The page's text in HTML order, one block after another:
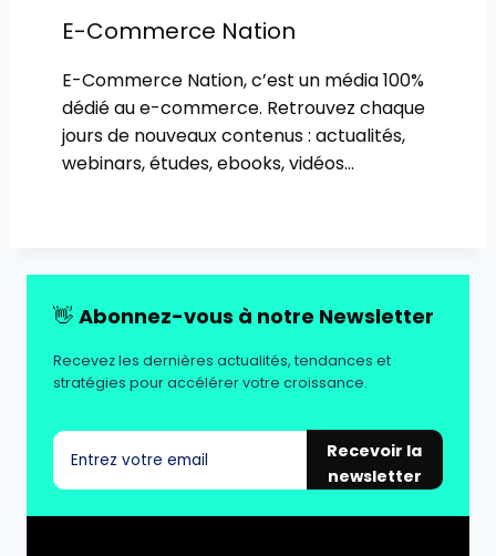
E-Commerce Nation
E-Commerce Nation, c’est un média 100%
dédié au e-commerce. Retrouvez chaque
jours de nouveaux contenus : actualités,
webinars, études, ebooks, vidéos…
👋 Abonnez-vous à notre Newsletter
Recevez les dernières actualités, tendances et
stratégies pour accélérer votre croissance.
Recevoir la
newsletter